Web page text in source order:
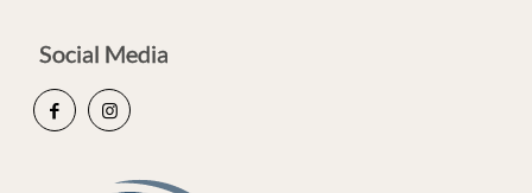
Social Media